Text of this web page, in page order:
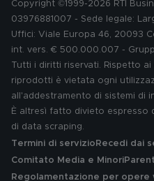
Copyright ©1999-2026 RTI
03976881007 - Sede legale:
Uffici: Viale Europa 46, 20093
int. vers. € 500.000.007 -
Tutti i diritti riservati. Rispetto
riprodotti è vietata ogni
all'addestramento di sistemi di
È altresì fatto divieto espresso
di data scraping.
Termini di servizio Recedi dai
Comitato Media e Minori
Regolamentazione per opere